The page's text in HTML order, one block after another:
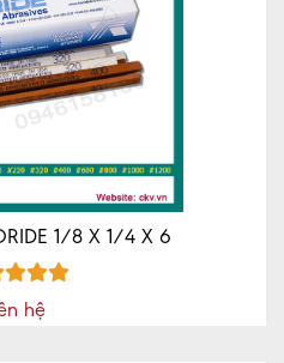
1/8 X 1/4 X 6
hệ